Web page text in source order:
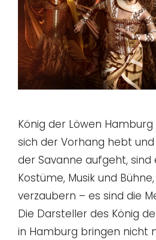
König der Löwen
sich der Vorhang hebt
der Savanne aufgeht, sind
Kostüme, Musik und
verzaubern – es sind die
Die Darsteller des König
in Hamburg bringen nicht